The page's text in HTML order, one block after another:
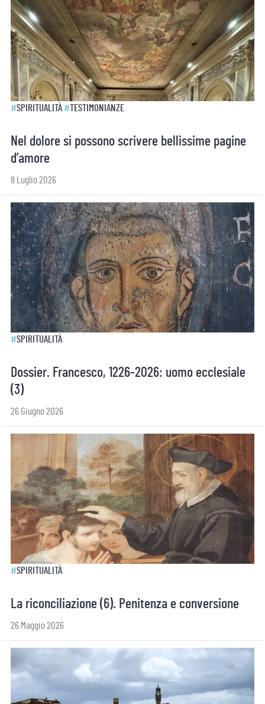
#SPIRITUALITÀ #TESTIMONIANZE
Nel dolore si possono scrivere bellissime pagine
d’amore
8 Luglio 2026
#SPIRITUALITÀ
Dossier. Francesco, 1226-2026: uomo ecclesiale
(3)
26 Giugno 2026
#SPIRITUALITÀ
La riconciliazione (6). Penitenza e conversione
26 Maggio 2026